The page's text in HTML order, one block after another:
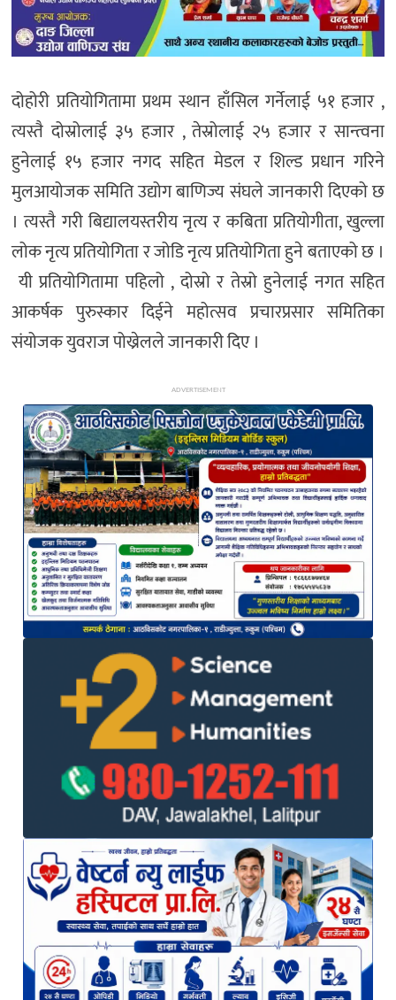
दोहोरी प्रतियोगितामा प्रथम स्थान हाँसिल गर्नेलाई ५१ हजार ,
त्यस्तै दोस्रोलाई ३५ हजार , तेस्रोलाई २५ हजार र सान्त्वना
हुनेलाई १५ हजार नगद सहित मेडल र शिल्ड प्रधान गरिने
मुलआयोजक समिति उद्योग बाणिज्य संघले जानकारी दिएको छ
। त्यस्तै गरी बिद्यालयस्तरीय नृत्य र कबिता प्रतियोगीता, खुल्ला
लोक नृत्य प्रतियोगिता र जोडि नृत्य प्रतियोगिता हुने बताएको छ ।
यी प्रतियोगितामा पहिलो , दोस्रो र तेस्रो हुनेलाई नगत सहित
आकर्षक पुरुस्कार दिईने महोत्सव प्रचारप्रसार समितिका
संयोजक युवराज पोख्रेलले जानकारी दिए ।
ADVERTISEMENT